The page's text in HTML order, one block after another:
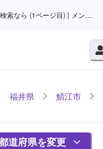
索なら (1ページ目) | メンテ
福井県 鯖江市
道府県を変更